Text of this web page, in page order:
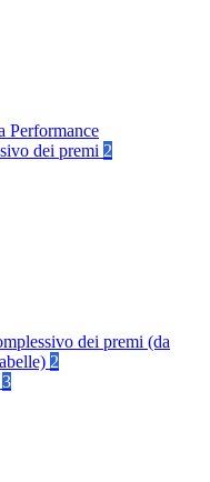
Performance
dei premi 2
dei premi (da
2
3